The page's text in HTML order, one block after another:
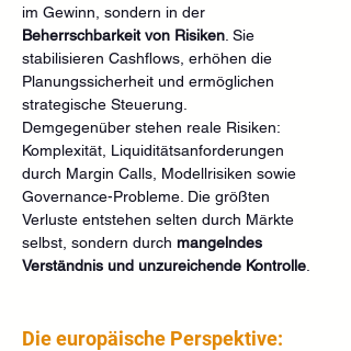
im Gewinn, sondern in der
Beherrschbarkeit von Risiken . Sie
stabilisieren Cashflows, erhöhen die
Planungssicherheit und ermöglichen
strategische Steuerung.
Demgegenüber stehen reale Risiken:
Komplexität, Liquiditätsanforderungen
durch Margin Calls, Modellrisiken sowie
Governance-Probleme. Die größten
Verluste entstehen selten durch Märkte
selbst, sondern durch mangelndes
Verständnis und unzureichende Kontrolle
Die europäische Perspektive: